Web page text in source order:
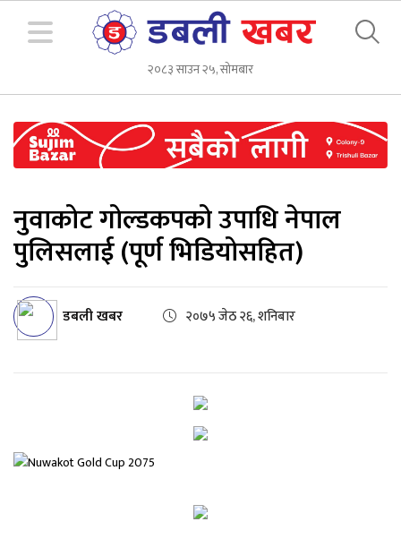
२०८३ साउन २५, सोमबार
नुवाकोट गोल्डकपको उपाधि नेपाल
पुलिसलाई (पूर्ण भिडियोसहित)
डबली खबर २०७५ जेठ २६, शनिबार